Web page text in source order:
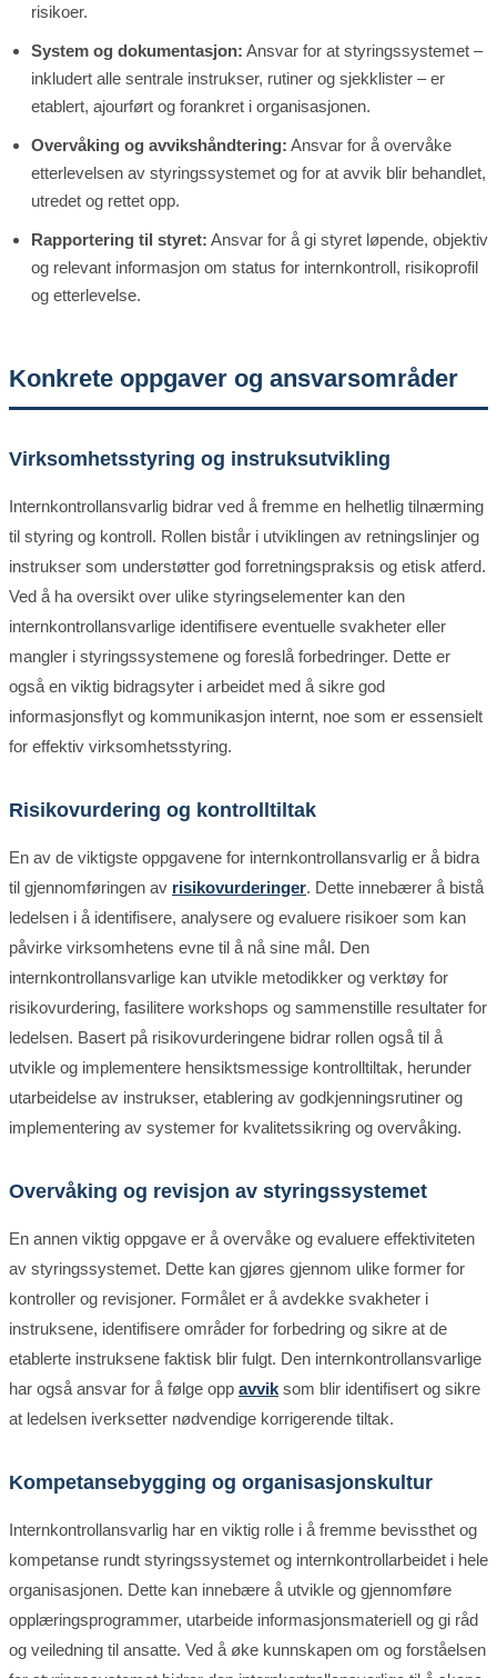
risikoer.
System og dokumentasjon: Ansvar for at styringssystemet –
inkludert alle sentrale instrukser, rutiner og sjekklister – er
etablert, ajourført og forankret i organisasjonen.
Overvåking og avvikshåndtering: Ansvar for å overvåke
etterlevelsen av styringssystemet og for at avvik blir behandlet,
utredet og rettet opp.
Rapportering til styret: Ansvar for å gi styret løpende, objektiv
og relevant informasjon om status for internkontroll, risikoprofil
og etterlevelse.
Konkrete oppgaver og ansvarsområder
Virksomhetsstyring og instruksutvikling
Internkontrollansvarlig bidrar ved å fremme en helhetlig tilnærming
til styring og kontroll. Rollen bistår i utviklingen av retningslinjer og
instrukser som understøtter god forretningspraksis og etisk atferd.
Ved å ha oversikt over ulike styringselementer kan den
internkontrollansvarlige identifisere eventuelle svakheter eller
mangler i styringssystemene og foreslå forbedringer. Dette er
også en viktig bidragsyter i arbeidet med å sikre god
informasjonsflyt og kommunikasjon internt, noe som er essensielt
for effektiv virksomhetsstyring.
Risikovurdering og kontrolltiltak
En av de viktigste oppgavene for internkontrollansvarlig er å bidra
til gjennomføringen av risikovurderinger. Dette innebærer å bistå
ledelsen i å identifisere, analysere og evaluere risikoer som kan
påvirke virksomhetens evne til å nå sine mål. Den
internkontrollansvarlige kan utvikle metodikker og verktøy for
risikovurdering, fasilitere workshops og sammenstille resultater for
ledelsen. Basert på risikovurderingene bidrar rollen også til å
utvikle og implementere hensiktsmessige kontrolltiltak, herunder
utarbeidelse av instrukser, etablering av godkjenningsrutiner og
implementering av systemer for kvalitetssikring og overvåking.
Overvåking og revisjon av styringssystemet
En annen viktig oppgave er å overvåke og evaluere effektiviteten
av styringssystemet. Dette kan gjøres gjennom ulike former for
kontroller og revisjoner. Formålet er å avdekke svakheter i
instruksene, identifisere områder for forbedring og sikre at de
etablerte instruksene faktisk blir fulgt. Den internkontrollansvarlige
har også ansvar for å følge opp avviksom blir identifisert og sikre
at ledelsen iverksetter nødvendige korrigerende tiltak.
Kompetansebygging og organisasjonskultur
Internkontrollansvarlig har en viktig rolle i å fremme bevissthet og
kompetanse rundt styringssystemet og internkontrollarbeidet i hele
organisasjonen. Dette kan innebære å utvikle og gjennomføre
opplæringsprogrammer, utarbeide informasjonsmateriell og gi råd
og veiledning til ansatte. Ved å øke kunnskapen om og forståelsen